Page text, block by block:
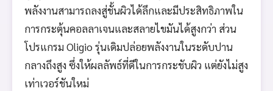
พลังงานสามารถลงสู่ชั้นผิวได้ลึกและมีประสิทธิภาพใน
การกระตุ้นคอลลาเจนและสลายไขมันได้สูงกว่า ส่วน
โปรแกรม Oligio รุ่นเดิมปล่อยพลังงานในระดับปาน
กลางถึงสูง ซึ่งให้ผลลัพธ์ที่ดีในการกระชับผิว แต่ยังไม่สูง
เท่าเวอร์ชันใหม่